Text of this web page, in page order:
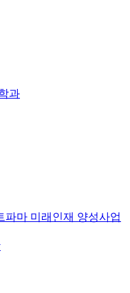
과
파마 미래인재 양성사업